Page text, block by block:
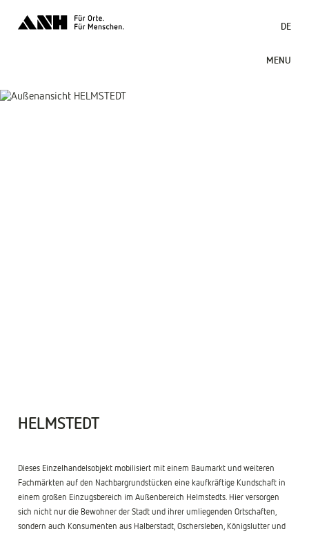
DE
MENU
HELMSTEDT
Dieses Einzelhandelsobjekt mobilisiert mit einem Baumarkt und weiteren
Fachmärkten auf den Nachbargrundstücken eine kaufkräftige Kundschaft in
einem großen Einzugsbereich im Außenbereich Helmstedts. Hier versorgen
sich nicht nur die Bewohner der Stadt und ihrer umliegenden Ortschaften,
sondern auch Konsumenten aus Halberstadt, Oschersleben, Königslutter und